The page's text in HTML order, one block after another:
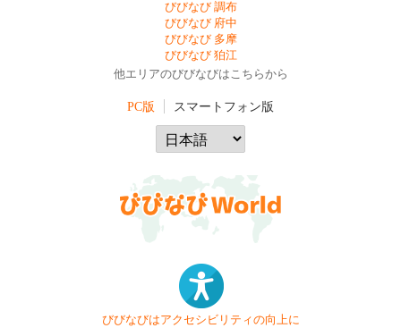
びびなび 調布
びびなび 府中
びびなび 多摩
びびなび 狛江
他エリアのびびなびはこちらから
PC版 スマートフォン版
びびなびはアクセシビリティの向上に